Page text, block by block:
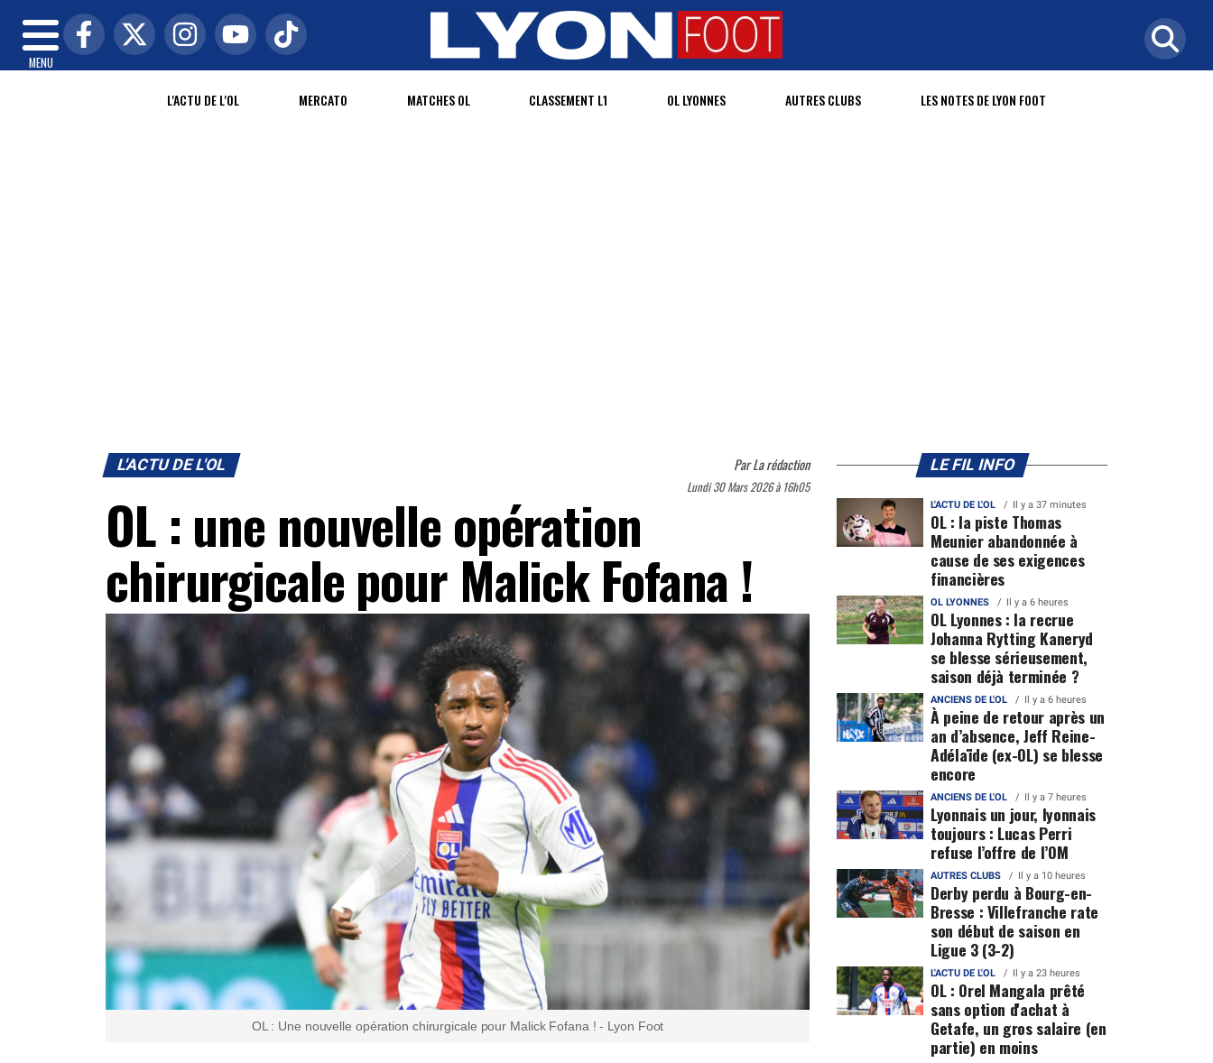
MENU
L'ACTU DE L'OL MERCATO MATCHES OL CLASSEMENT L1 OL LYONNES AUTRES CLUBS LES NOTES DE LYON FOOT
L'ACTU DE L'OL ParLa rédaction
Lundi 30 Mars 2026 à 16h05
OL : une nouvelle opération
chirurgicale pour Malick Fofana !
OL : Une nouvelle opération chirurgicale pour Malick Fofana ! - Lyon Foot
LE FIL INFO
L'ACTU DE L'OL Il y a 37 minutes
OL : la piste Thomas
Meunier abandonnée à
cause de ses exigences
financières
OL LYONNES Il y a 6 heures
OL Lyonnes : la recrue
Johanna Rytting Kaneryd
se blesse sérieusement,
saison déjà terminée ?
ANCIENS DE L'OL Il y a 6 heures
À peine de retour après un
an d’absence, Jeff Reine-
Adélaïde (ex-OL) se blesse
encore
ANCIENS DE L'OL Il y a 7 heures
Lyonnais un jour, lyonnais
toujours : Lucas Perri
refuse l’offre de l’OM
AUTRES CLUBS Il y a 10 heures
Derby perdu à Bourg-en-
Bresse : Villefranche rate
son début de saison en
Ligue 3 (3-2)
L'ACTU DE L'OL Il y a 23 heures
OL : Orel Mangala prêté
sans option d'achat à
Getafe, un gros salaire (en
partie) en moins